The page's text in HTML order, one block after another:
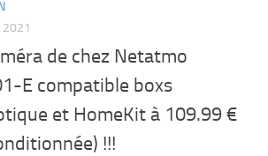
2021
de chez Netatmo
E compatible boxs
et HomeKit à 109.99 €
!!!